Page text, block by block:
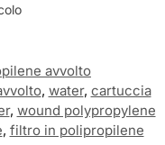
avvolto
, water, cartuccia
, wound polypropylene
, filtro in polipropilene